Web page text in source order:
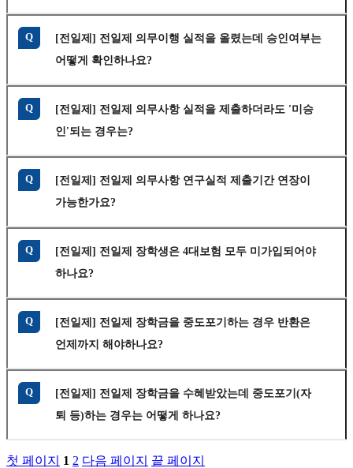
Q
[전일제] 전일제 의무이행 실적을 올렸는데 승인여부는
어떻게 확인하나요?
Q
[전일제] 전일제 의무사항 실적을 제출하더라도 '미승
인'되는 경우는?
Q
[전일제] 전일제 의무사항 연구실적 제출기간 연장이
가능한가요?
Q
[전일제] 전일제 장학생은 4대보험 모두 미가입되어야
하나요?
Q
[전일제] 전일제 장학금을 중도포기하는 경우 반환은
언제까지 해야하나요?
Q
[전일제] 전일제 장학금을 수혜받았는데 중도포기(자
퇴 등)하는 경우는 어떻게 하나요?
첫 페이지 1 2 다음 페이지 끝 페이지